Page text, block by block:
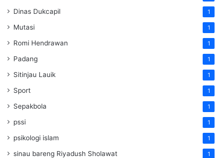
Dinas Dukcapil 1
Mutasi 1
Romi Hendrawan 1
Padang 1
Sitinjau Lauik 1
Sport 1
Sepakbola 1
pssi 1
psikologi islam 1
sinau bareng Riyadush Sholawat 1